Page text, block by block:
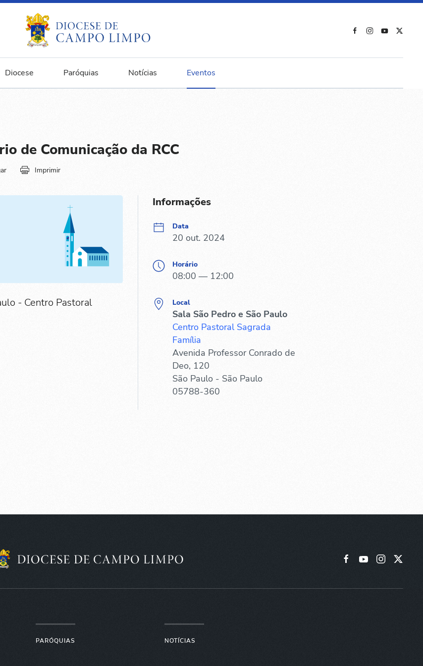
Diocese Paróquias Notícias Eventos
de Comunicação da RCC
Imprimir
- Centro Pastoral
Informações
Data
20 out. 2024
Horário
08:00 — 12:00
Local
Sala São Pedro e São Paulo
Centro Pastoral Sagrada
Família
Avenida Professor Conrado de
Deo, 120
São Paulo - São Paulo
05788-360
PARÓQUIAS NOTÍCIAS